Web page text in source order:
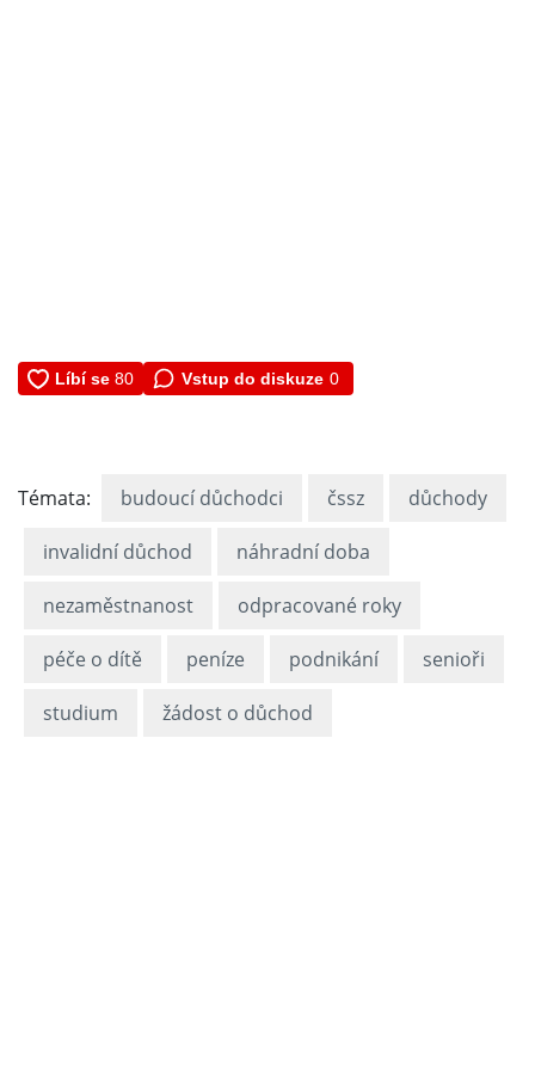
Vstup do diskuze 0
Témata: budoucí důchodci čssz důchody
invalidní důchod náhradní doba
nezaměstnanost odpracované roky
péče o dítě peníze podnikání senioři
studium žádost o důchod